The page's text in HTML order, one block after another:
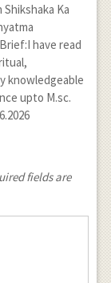
Shikshaka Ka
have read
knowledgeable
upto M.sc.
fields are